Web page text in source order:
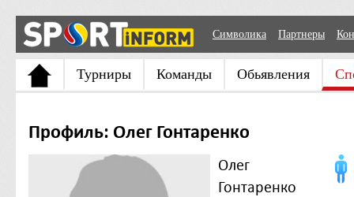
Символика Партнеры
Турниры Команды Обьявления
Профиль: Олег Гонтаренко
Олег
Гонтаренко